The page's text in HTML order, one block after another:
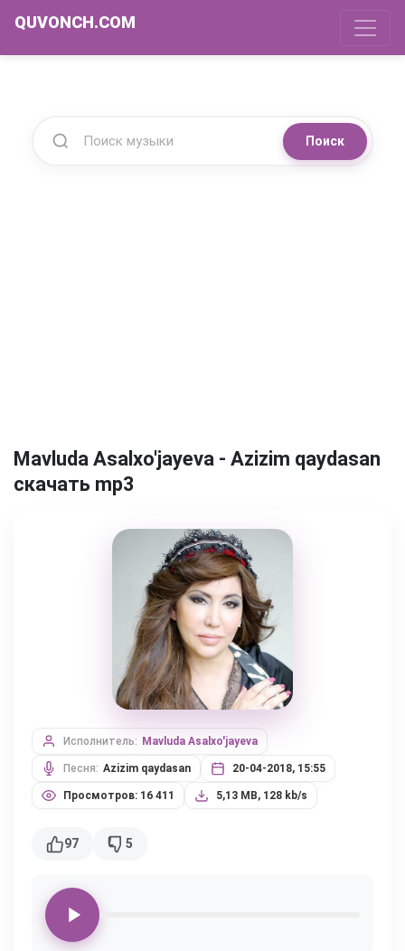
QUVONCH.COM
Поиск
Mavluda Asalxo'jayeva - Azizim qaydasan
скачать mp3
Исполнитель: Mavluda Asalxo'jayeva
Песня: Azizim qaydasan 20-04-2018, 15:55
Просмотров: 16 411 5,13 MB, 128 kb/s
97 5